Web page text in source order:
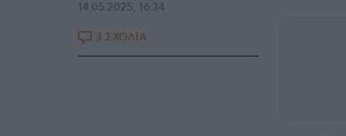
14.05.2025, 16:34
3 ΣΧΟΛΙΑ